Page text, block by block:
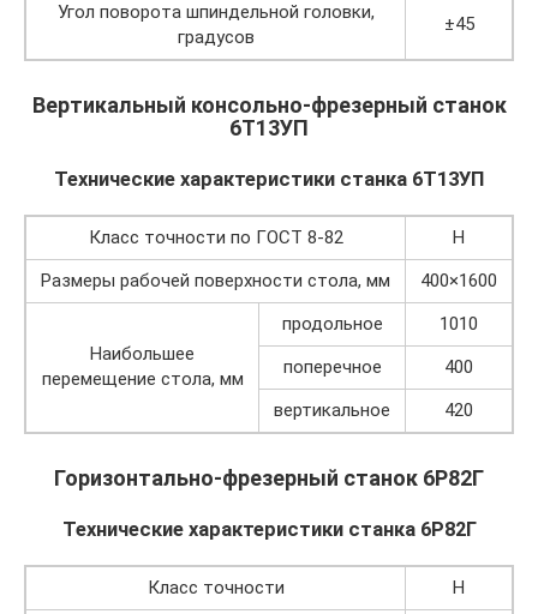
Угол поворота шпиндельной головки,
градусов
±45
Вертикальный консольно-фрезерный станок
6Т13УП
Технические характеристики станка 6Т13УП
Класс точности по ГОСТ 8-82
Н
Размеры рабочей поверхности стола, мм
400×1600
Наибольшее
перемещение стола, мм
продольное
1010
поперечное
400
вертикальное
420
Горизонтально-фрезерный станок 6Р82Г
Технические характеристики станка 6Р82Г
Класс точности Н